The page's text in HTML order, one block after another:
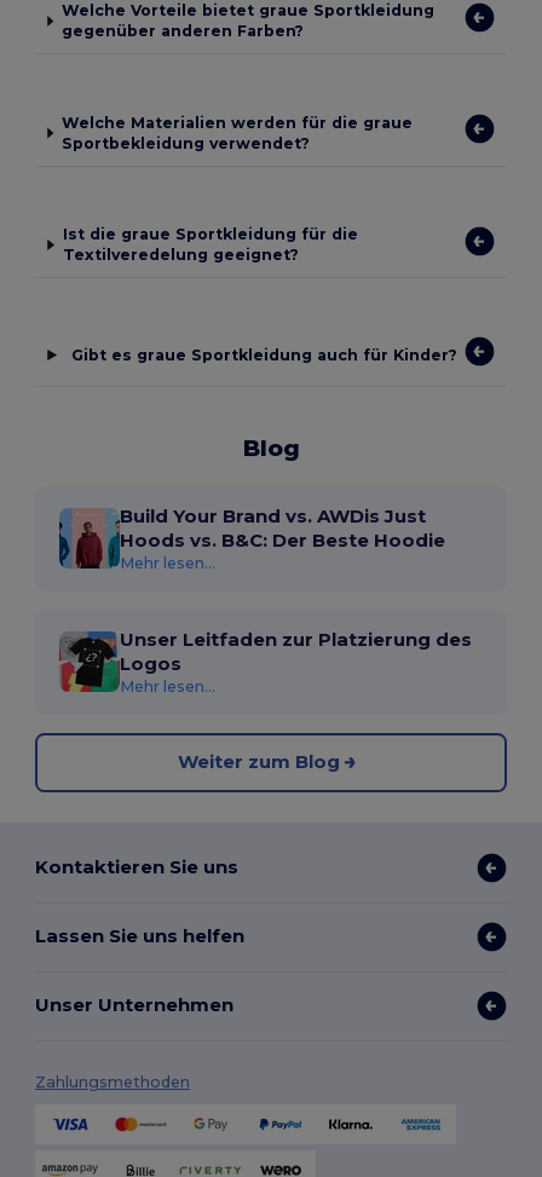
Welche Vorteile bietet graue Sportkleidung
gegenüber anderen Farben?
Welche Materialien werden für die graue
Sportbekleidung verwendet?
Ist die graue Sportkleidung für die
Textilveredelung geeignet?
Gibt es graue Sportkleidung auch für Kinder?
Blog
Build Your Brand vs. AWDis Just
Hoods vs. B&C: Der Beste Hoodie
Mehr lesen...
Unser Leitfaden zur Platzierung des
Logos
Mehr lesen...
Weiter zum Blog
Kontaktieren Sie uns
Lassen Sie uns helfen
Unser Unternehmen
Zahlungsmethoden